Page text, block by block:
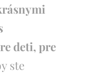
deti, pre
ste